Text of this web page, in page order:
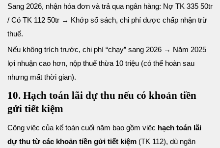
Sang 2026, nhận hóa đơn và trả qua ngân hàng: Nợ TK 335 50tr
/ Có TK 112 50tr → Khớp sổ sách, chi phí được chấp nhận trừ
thuế.
Nếu không trích trước, chi phí “chạy” sang 2026 → Năm 2025
lợi nhuận cao hơn, nộp thuế thừa 10 triệu (có thể hoàn sau
nhưng mất thời gian).
10. Hạch toán lãi dự thu nếu có khoản tiền
gửi tiết kiệm
Công việc của kế toán cuối năm bao gồm việc hạch toán lãi
dự thu từ các khoản tiền gửi tiết kiệm (TK 112), dù ngân